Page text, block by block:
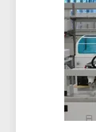
Abbestellung
enthalten.